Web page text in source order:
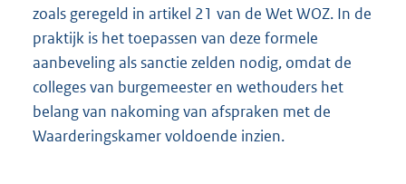
zoals geregeld in artikel 21 van de Wet WOZ. In de
praktijk is het toepassen van deze formele
aanbeveling als sanctie zelden nodig, omdat de
colleges van burgemeester en wethouders het
belang van nakoming van afspraken met de
Waarderingskamer voldoende inzien.